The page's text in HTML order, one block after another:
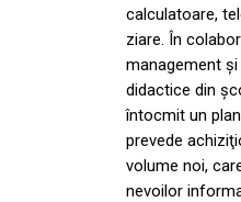
calculatoare,
ziare. În
management
didactice din
întocmit un
prevede
volume noi,
nevoilor